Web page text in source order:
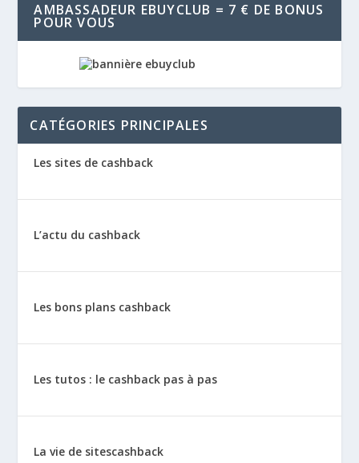
AMBASSADEUR EBUYCLUB = 7 € DE BONUS
POUR VOUS
CATÉGORIES PRINCIPALES
Les sites de cashback
L’actu du cashback
Les bons plans cashback
Les tutos : le cashback pas à pas
La vie de sitescashback